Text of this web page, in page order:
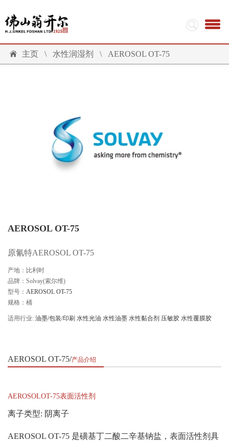
主页 \ 水性润湿剂 \ AEROSOL OT-75
AEROSOL OT-75
原氰特AEROSOL OT-75
产地：比利时
品牌：Solvay(索尔维)
型号： AEROSOL OT-75
规格：桶
适用行业: 油墨/包装/印刷 水性光油 水性油墨 水性黏合剂 压敏胶 水性覆膜胶
AEROSOL OT-75 产品介绍
AEROSOLOT-75表面活性剂
离子类型: 阴离子
AEROSOL OT-75 是磺基丁二酸二辛基钠盐，表面活性剂具